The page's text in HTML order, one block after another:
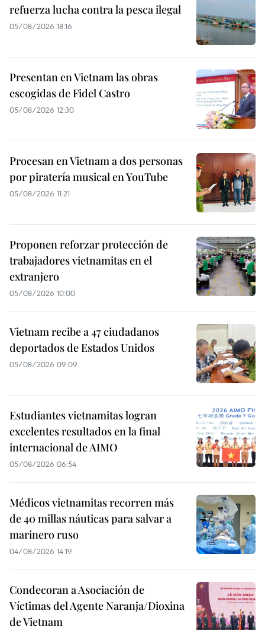
refuerza lucha contra la pesca ilegal
05/08/2026 18:16
Presentan en Vietnam las obras
escogidas de Fidel Castro
05/08/2026 12:30
Procesan en Vietnam a dos personas
por piratería musical en YouTube
05/08/2026 11:21
Proponen reforzar protección de
trabajadores vietnamitas en el
extranjero
05/08/2026 10:00
Vietnam recibe a 47 ciudadanos
deportados de Estados Unidos
05/08/2026 09:09
Estudiantes vietnamitas logran
excelentes resultados en la final
internacional de AIMO
05/08/2026 06:54
Médicos vietnamitas recorren más
de 40 millas náuticas para salvar a
marinero ruso
04/08/2026 14:19
Condecoran a Asociación de
Víctimas del Agente Naranja/Dioxina
de Vietnam